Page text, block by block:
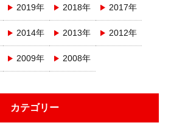
2019年 2018年 2017年
2014年 2013年 2012年
2009年 2008年
カテゴリー